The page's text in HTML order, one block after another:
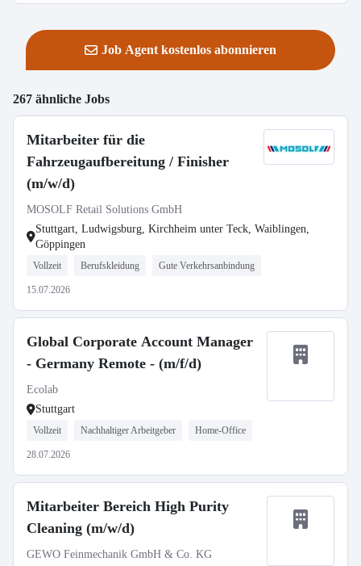
Job Agent kostenlos abonnieren
267 ähnliche Jobs
Mitarbeiter für die
Fahrzeugaufbereitung / Finisher
(m/w/d)
MOSOLF Retail Solutions GmbH
Stuttgart, Ludwigsburg, Kirchheim unter Teck, Waiblingen,
Göppingen
Vollzeit Berufskleidung Gute Verkehrsanbindung
15.07.2026
Global Corporate Account Manager
- Germany Remote - (m/f/d)
Ecolab
Stuttgart
Vollzeit Nachhaltiger Arbeitgeber Home-Office
28.07.2026
Mitarbeiter Bereich High Purity
Cleaning (m/w/d)
GEWO Feinmechanik GmbH & Co. KG